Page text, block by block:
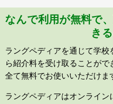
なんで利用が無料で
き
ラングペディアを通じて学
ら紹介料を受け取ることが
全て無料でお使いいただけま
ラングペディアはオンライ